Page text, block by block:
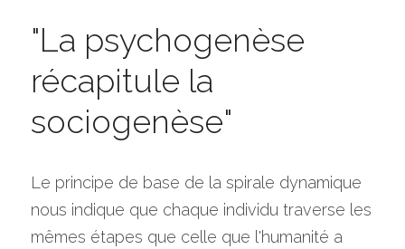
"La psychogenèse
récapitule la
sociogenèse"
Le principe de base de la spirale dynamique
nous indique que chaque individu traverse les
mêmes étapes que celle que l'humanité a